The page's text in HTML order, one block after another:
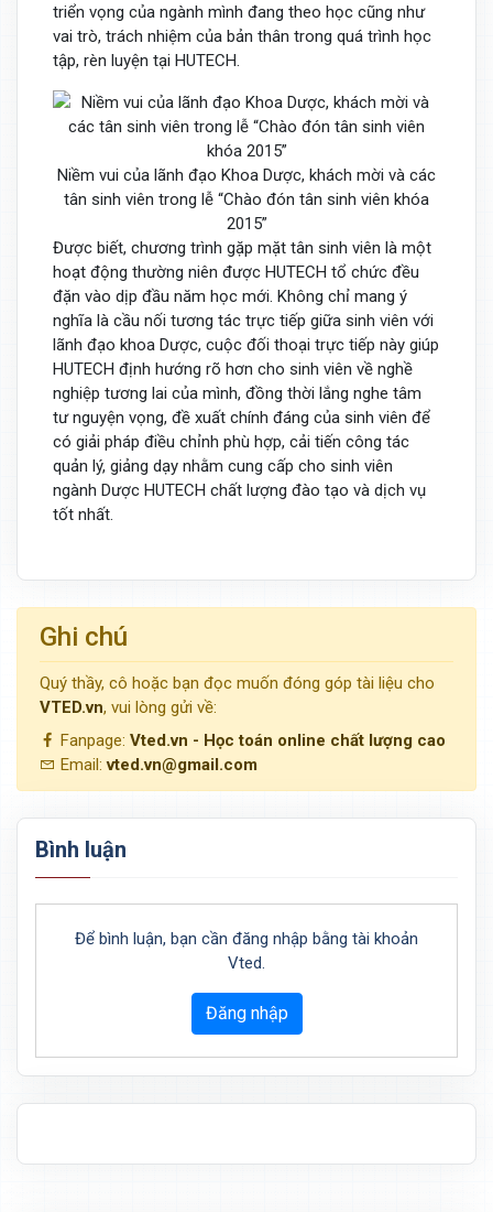
triển vọng của ngành mình đang theo học cũng như
vai trò, trách nhiệm của bản thân trong quá trình học
tập, rèn luyện tại HUTECH.
Niềm vui của lãnh đạo Khoa Dược, khách mời và các
tân sinh viên trong lễ “Chào đón tân sinh viên khóa
2015”
Được biết, chương trình gặp mặt tân sinh viên là một
hoạt động thường niên được HUTECH tổ chức đều
đặn vào dịp đầu năm học mới. Không chỉ mang ý
nghĩa là cầu nối tương tác trực tiếp giữa sinh viên với
lãnh đạo khoa Dược, cuộc đối thoại trực tiếp này giúp
HUTECH định hướng rõ hơn cho sinh viên về nghề
nghiệp tương lai của mình, đồng thời lắng nghe tâm
tư nguyện vọng, đề xuất chính đáng của sinh viên để
có giải pháp điều chỉnh phù hợp, cải tiến công tác
quản lý, giảng dạy nhằm cung cấp cho sinh viên
ngành Dược HUTECH chất lượng đào tạo và dịch vụ
tốt nhất.
Ghi chú
Quý thầy, cô hoặc bạn đọc muốn đóng góp tài liệu cho
VTED.vn, vui lòng gửi về:
Fanpage: Vted.vn - Học toán online chất lượng cao
Email:vted.vn@gmail.com
Bình luận
Để bình luận, bạn cần đăng nhập bằng tài khoản
Vted.
Đăng nhập